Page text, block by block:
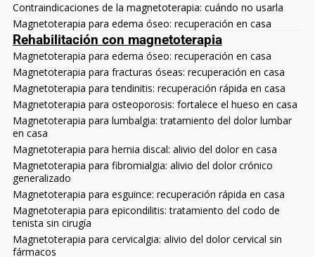
Contraindicaciones de la magnetoterapia: cuándo no usarla
Magnetoterapia para edema óseo: recuperación en casa
Rehabilitación con magnetoterapia
Magnetoterapia para edema óseo: recuperación en casa
Magnetoterapia para fracturas óseas: recuperación en casa
Magnetoterapia para tendinitis: recuperación rápida en casa
Magnetoterapia para osteoporosis: fortalece el hueso en casa
Magnetoterapia para lumbalgia: tratamiento del dolor lumbar
en casa
Magnetoterapia para hernia discal: alivio del dolor en casa
Magnetoterapia para fibromialgia: alivio del dolor crónico
generalizado
Magnetoterapia para esguince: recuperación rápida en casa
Magnetoterapia para epicondilitis: tratamiento del codo de
tenista sin cirugía
Magnetoterapia para cervicalgia: alivio del dolor cervical sin
fármacos